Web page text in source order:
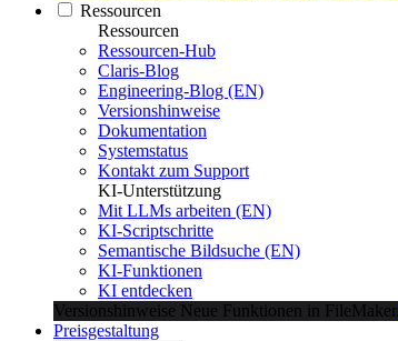
Ressourcen
Ressourcen
Ressourcen-Hub
Claris-Blog
Engineering-Blog (EN)
Versionshinweise
Dokumentation
Systemstatus
Kontakt zum Support
KI-Unterstützung
Mit LLMs arbeiten (EN)
KI-Scriptschritte
Semantische Bildsuche (EN)
KI-Funktionen
KI entdecken
Versionshinweise Neue Funktionen in FileMaker.
Preisgestaltung